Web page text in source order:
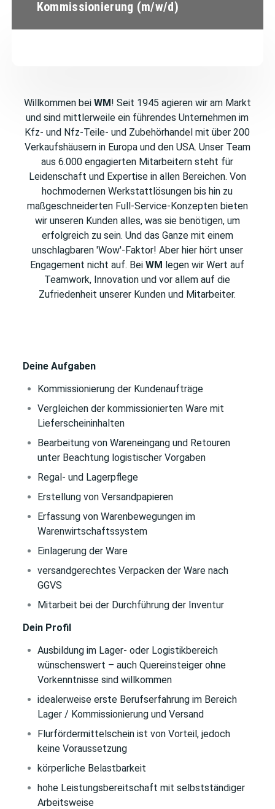
Kommissionierung (m/w/d)
Willkommen bei WM! Seit 1945 agieren wir am Markt
und sind mittlerweile ein führendes Unternehmen im
Kfz- und Nfz-Teile- und Zubehörhandel mit über 200
Verkaufshäusern in Europa und den USA. Unser Team
aus 6.000 engagierten Mitarbeitern steht für
Leidenschaft und Expertise in allen Bereichen. Von
hochmodernen Werkstattlösungen bis hin zu
maßgeschneiderten Full-Service-Konzepten bieten
wir unseren Kunden alles, was sie benötigen, um
erfolgreich zu sein. Und das Ganze mit einem
unschlagbaren 'Wow'-Faktor! Aber hier hört unser
Engagement nicht auf. BeiWM legen wir Wert auf
Teamwork, Innovation und vor allem auf die
Zufriedenheit unserer Kunden und Mitarbeiter.
Deine Aufgaben
Kommissionierung der Kundenaufträge
Vergleichen der kommissionierten Ware mit
Lieferscheininhalten
Bearbeitung von Wareneingang und Retouren
unter Beachtung logistischer Vorgaben
Regal- und Lagerpflege
Erstellung von Versandpapieren
Erfassung von Warenbewegungen im
Warenwirtschaftssystem
Einlagerung der Ware
versandgerechtes Verpacken der Ware nach
GGVS
Mitarbeit bei der Durchführung der Inventur
Dein Profil
Ausbildung im Lager- oder Logistikbereich
wünschenswert – auch Quereinsteiger ohne
Vorkenntnisse sind willkommen
idealerweise erste Berufserfahrung im Bereich
Lager / Kommissionierung und Versand
Flurfördermittelschein ist von Vorteil, jedoch
keine Voraussetzung
körperliche Belastbarkeit
hohe Leistungsbereitschaft mit selbstständiger
Arbeitsweise